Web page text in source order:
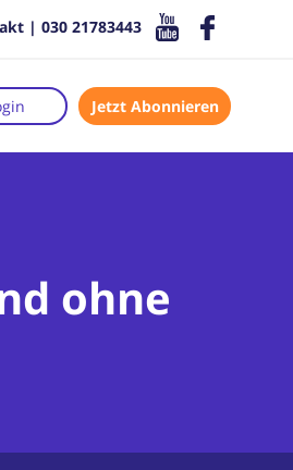
| 030 21783443
Jetzt Abonnieren
ohne